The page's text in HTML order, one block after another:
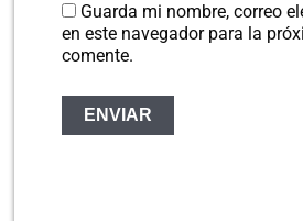
Guarda mi nombre, correo
en este navegador para la
comente.